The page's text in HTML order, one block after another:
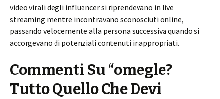
video virali degli influencer si riprendevano in live
streaming mentre incontravano sconosciuti online,
passando velocemente alla persona successiva quando si
accorgevano di potenziali contenuti inappropriati.
Commenti Su “omegle?
Tutto Quello Che Devi